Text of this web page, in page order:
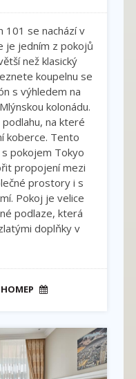
101 se nachází v
je jedním z pokojů
než klasický
koupelnu se
s výhledem na
kolonádu.
na které
koberce. Tento
pokojem Tokyo
propojení mezi
prostory i s
Pokoj je velice
podlaze, která
doplňky v